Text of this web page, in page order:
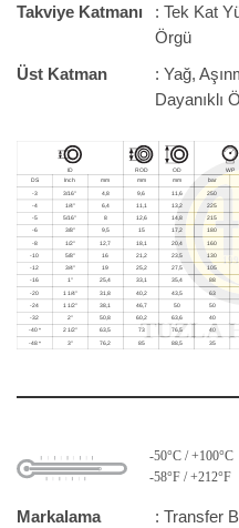
Takviye Katmanı
: Tek Kat
Örgü
Üst Katman
: Yağ,
Dayanıklı
-50°C / +100°C
-58°F / +212°F
Markalama : Transfer